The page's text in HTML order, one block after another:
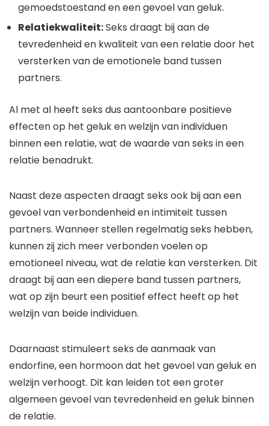
gemoedstoestand en een gevoel van geluk.
Relatiekwaliteit:Seks draagt bij aan de
tevredenheid en kwaliteit van een relatie door het
versterken van de emotionele band tussen
partners.
Al met al heeft seks dus aantoonbare positieve
effecten op het geluk en welzijn van individuen
binnen een relatie, wat de waarde van seks in een
relatie benadrukt.
Naast deze aspecten draagt seks ook bij aan een
gevoel van verbondenheid en intimiteit tussen
partners. Wanneer stellen regelmatig seks hebben,
kunnen zij zich meer verbonden voelen op
emotioneel niveau, wat de relatie kan versterken. Dit
draagt bij aan een diepere band tussen partners,
wat op zijn beurt een positief effect heeft op het
welzijn van beide individuen.
Daarnaast stimuleert seks de aanmaak van
endorfine, een hormoon dat het gevoel van geluk en
welzijn verhoogt. Dit kan leiden tot een groter
algemeen gevoel van tevredenheid en geluk binnen
de relatie.